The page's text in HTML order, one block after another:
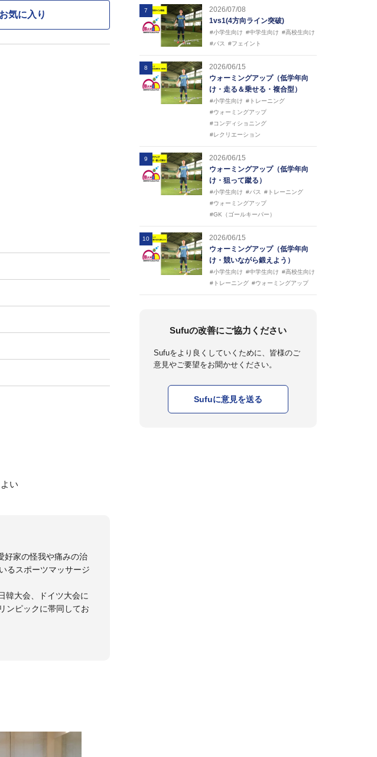
お気に入り
い
好家の怪我や痛みの治
るスポーツマッサージ
韓大会、ドイツ大会に
ンピックに帯同してお
々の『健康』をあら
7
2026/07/08
1vs1(4方向ライン突破)
#小学生向け #中学生向け #高校生向け
#パス
#フェイント
8
2026/06/15
ウォーミングアップ（低学年向
け・走る＆乗せる・複合型）
#小学生向け #トレーニング
#ウォーミングアップ
#コンディショニング
#レクリエーション
9
2026/06/15
ウォーミングアップ（低学年向
け・狙って蹴る）
#小学生向け #パス
#トレーニング
#ウォーミングアップ
#GK（ゴールキーパー）
10
2026/06/15
ウォーミングアップ（低学年向
け・競いながら鍛えよう）
#小学生向け #中学生向け #高校生向け
#トレーニング #ウォーミングアップ
Sufuの改善にご協力ください
Sufuをより良くしていくために、皆様のご
意見やご要望をお聞かせください。
Sufuに意見を送る